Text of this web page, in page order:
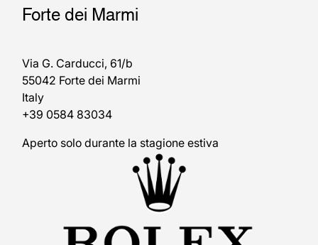
Forte dei Marmi
Via G. Carducci, 61/b
55042 Forte dei Marmi
Italy
+39 0584 83034
Aperto solo durante la stagione estiva